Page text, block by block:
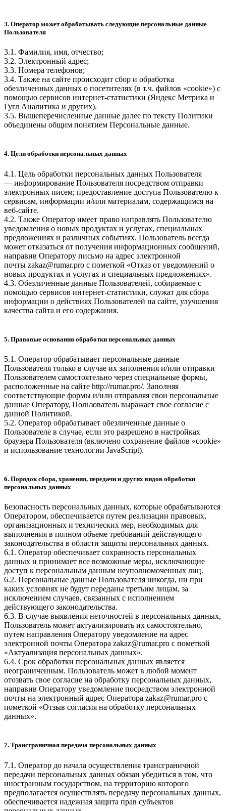
3. Оператор может обрабатывать следующие персональные данные
Пользователя
3.1. Фамилия, имя, отчество;
3.2. Электронный адрес;
3.3. Номера телефонов;
3.4. Также на сайте происходит сбор и обработка
обезличенных данных о посетителях (в т.ч. файлов «cookie») с
помощью сервисов интернет-статистики (Яндекс Метрика и
Гугл Аналитика и других).
3.5. Вышеперечисленные данные далее по тексту Политики
объединены общим понятием Персональные данные.
4. Цели обработки персональных данных
4.1. Цель обработки персональных данных Пользователя
— информирование Пользователя посредством отправки
электронных писем; предоставление доступа Пользователю к
сервисам, информации и/или материалам, содержащимся на
веб-сайте.
4.2. Также Оператор имеет право направлять Пользователю
уведомления о новых продуктах и услугах, специальных
предложениях и различных событиях. Пользователь всегда
может отказаться от получения информационных сообщений,
направив Оператору письмо на адрес электронной
почты zakaz@rumar.pro с пометкой «Отказ от уведомлений о
новых продуктах и услугах и специальных предложениях».
4.3. Обезличенные данные Пользователей, собираемые с
помощью сервисов интернет-статистики, служат для сбора
информации о действиях Пользователей на сайте, улучшения
качества сайта и его содержания.
5. Правовые основания обработки персональных данных
5.1. Оператор обрабатывает персональные данные
Пользователя только в случае их заполнения и/или отправки
Пользователем самостоятельно через специальные формы,
расположенные на сайте http://rumar.pro/. Заполняя
соответствующие формы и/или отправляя свои персональные
данные Оператору, Пользователь выражает свое согласие с
данной Политикой.
5.2. Оператор обрабатывает обезличенные данные о
Пользователе в случае, если это разрешено в настройках
браузера Пользователя (включено сохранение файлов «cookie»
и использование технологии JavaScript).
6. Порядок сбора, хранения, передачи и других видов обработки
персональных данных
Безопасность персональных данных, которые обрабатываются
Оператором, обеспечивается путем реализации правовых,
организационных и технических мер, необходимых для
выполнения в полном объеме требований действующего
законодательства в области защиты персональных данных.
6.1. Оператор обеспечивает сохранность персональных
данных и принимает все возможные меры, исключающие
доступ к персональным данным неуполномоченных лиц.
6.2. Персональные данные Пользователя никогда, ни при
каких условиях не будут переданы третьим лицам, за
исключением случаев, связанных с исполнением
действующего законодательства.
6.3. В случае выявления неточностей в персональных данных,
Пользователь может актуализировать их самостоятельно,
путем направления Оператору уведомление на адрес
электронной почты Оператора zakaz@rumar.pro с пометкой
«Актуализация персональных данных».
6.4. Срок обработки персональных данных является
неограниченным. Пользователь может в любой момент
отозвать свое согласие на обработку персональных данных,
направив Оператору уведомление посредством электронной
почты на электронный адрес Оператора zakaz@rumar.pro с
пометкой «Отзыв согласия на обработку персональных
данных».
7. Трансграничная передача персональных данных
7.1. Оператор до начала осуществления трансграничной
передачи персональных данных обязан убедиться в том, что
иностранным государством, на территорию которого
предполагается осуществлять передачу персональных данных,
обеспечивается надежная защита прав субъектов